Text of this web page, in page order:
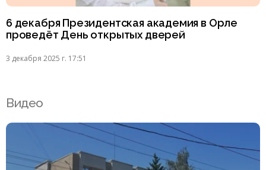
6 декабря Президентская академия в Орле
проведёт День открытых дверей
3 декабря 2025 г. 17:51
Видео